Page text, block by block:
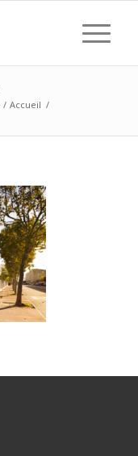
/ Accueil /